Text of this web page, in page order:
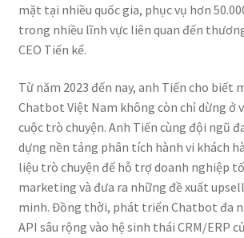
mặt tại nhiều quốc gia, phục vụ hơn
trong nhiều lĩnh vực liên quan đến
CEO Tiến kể.
Từ năm 2023 đến nay, anh Tiến cho biết
Chatbot Việt Nam không còn chỉ dừng ở
cuộc trò chuyện. Anh Tiến cùng đội ngũ
dựng nền tảng phân tích hành vi khách
liệu trò chuyện để hỗ trợ doanh nghiệp
marketing và đưa ra những đề xuất
minh. Đồng thời, phát triển Chatbot đa
API sâu rộng vào hệ sinh thái CRM/ERP